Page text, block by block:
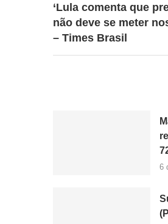
‘Lula comenta que
não deve se meter
– Times Brasil
6